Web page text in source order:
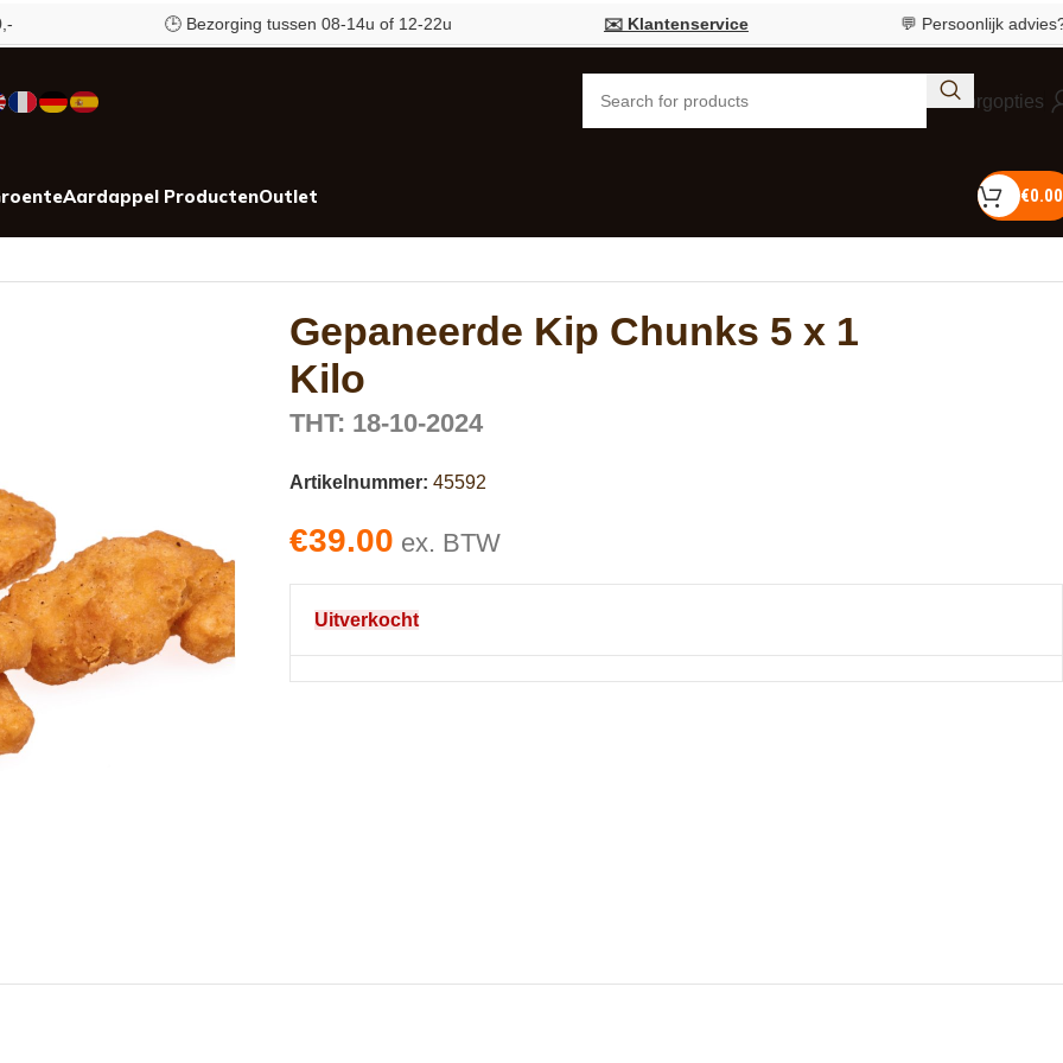
🕒 Bezorging tussen 08-14u of 12-22u ✉️ Klantenservice 💬 Persoonlijk advies?Bel
Bezorgopties
Aardappel ProductenOutlet €0.00
Gepaneerde Kip Chunks 5 x 1
Kilo
THT: 18-10-2024
Artikelnummer: 45592
€39.00 ex. BTW
Uitverkocht